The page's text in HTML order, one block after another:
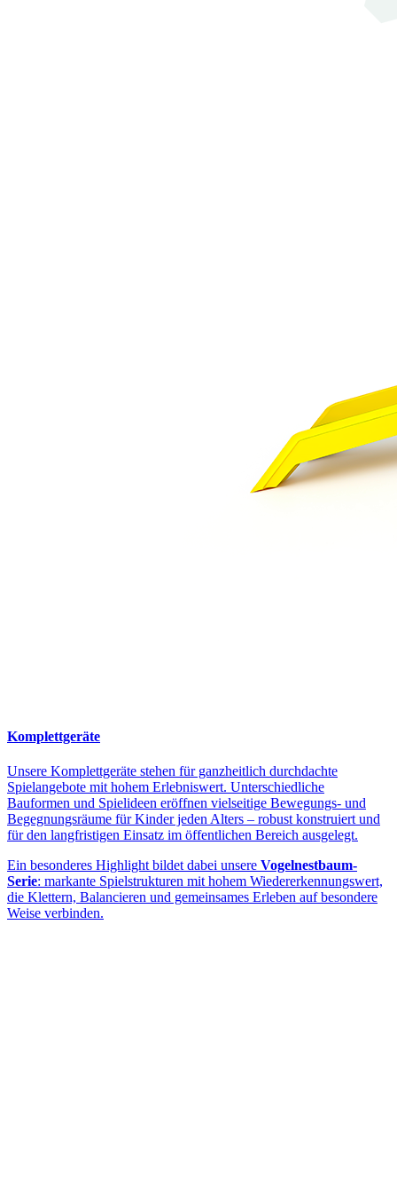
Komplettgeräte
Unsere Komplettgeräte stehen für ganzheitlich durchdachte
Spielangebote mit hohem Erlebniswert. Unterschiedliche
Bauformen und Spielideen eröffnen vielseitige Bewegungs- und
Begegnungsräume für Kinder jeden Alters – robust konstruiert und
für den langfristigen Einsatz im öffentlichen Bereich ausgelegt.
Ein besonderes Highlight bildet dabei unsere Vogelnestbaum-
Serie: markante Spielstrukturen mit hohem Wiedererkennungswert,
die Klettern, Balancieren und gemeinsames Erleben auf besondere
Weise verbinden.